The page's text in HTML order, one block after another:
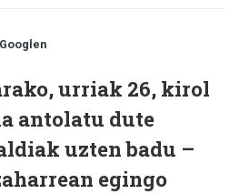
urriak 26, kirol
antolatu dute
uzten badu –
egingo